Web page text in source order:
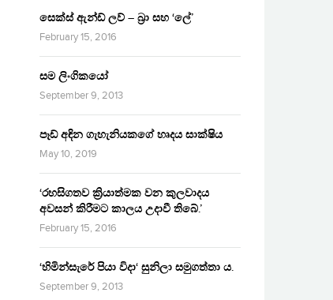
සෙක්ස් ඇන්ඩ් ලව් – බ්‍රා සහ ‘ලේ’
February 15, 2016
සම ලිංගිකයෝ
September 9, 2013
පෑඩ් අඳින ගැහැනියකගේ හෘදය සාක්ෂිය
May 10, 2019
‘රහසිගතව ක්‍රියාත්මක වන කුලවාදය
අවසන් කිරීමට කාලය උදාවී තිබේ.’
February 15, 2016
‘හිමින්සැරේ පියා විදා‘ සුනිලා සමුගත්තා ය.
September 9, 2013